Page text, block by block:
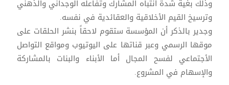
وذلك بغية شدة أنتباه المشارك وتفاعله الوجداني والذهني
وترسيخ القيم الأخلاقية والعقائدية في نفسه.
وجدير بالذكر أن المؤسسة ستقوم لاحقاً بنشر الحلقات على
موقها الرسمي وعبر قناتها على اليوتيوب ومواقع التواصل
الأجتماعي لفسح المجال أما الأبناء والبنات بالمشاركة
والإسهام في المشروع.